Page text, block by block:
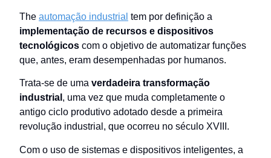
The automação industrial tem por definição a
implementação de recursos e dispositivos
tecnológicos com o objetivo de automatizar funções
que, antes, eram desempenhadas por humanos.
Trata-se de uma verdadeira transformação
industrial , uma vez que muda completamente o
antigo ciclo produtivo adotado desde a primeira
revolução industrial, que ocorreu no século XVIII.
Com o uso de sistemas e dispositivos inteligentes, a